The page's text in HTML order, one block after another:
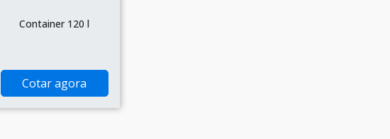
Container 120 l
Cotar agora